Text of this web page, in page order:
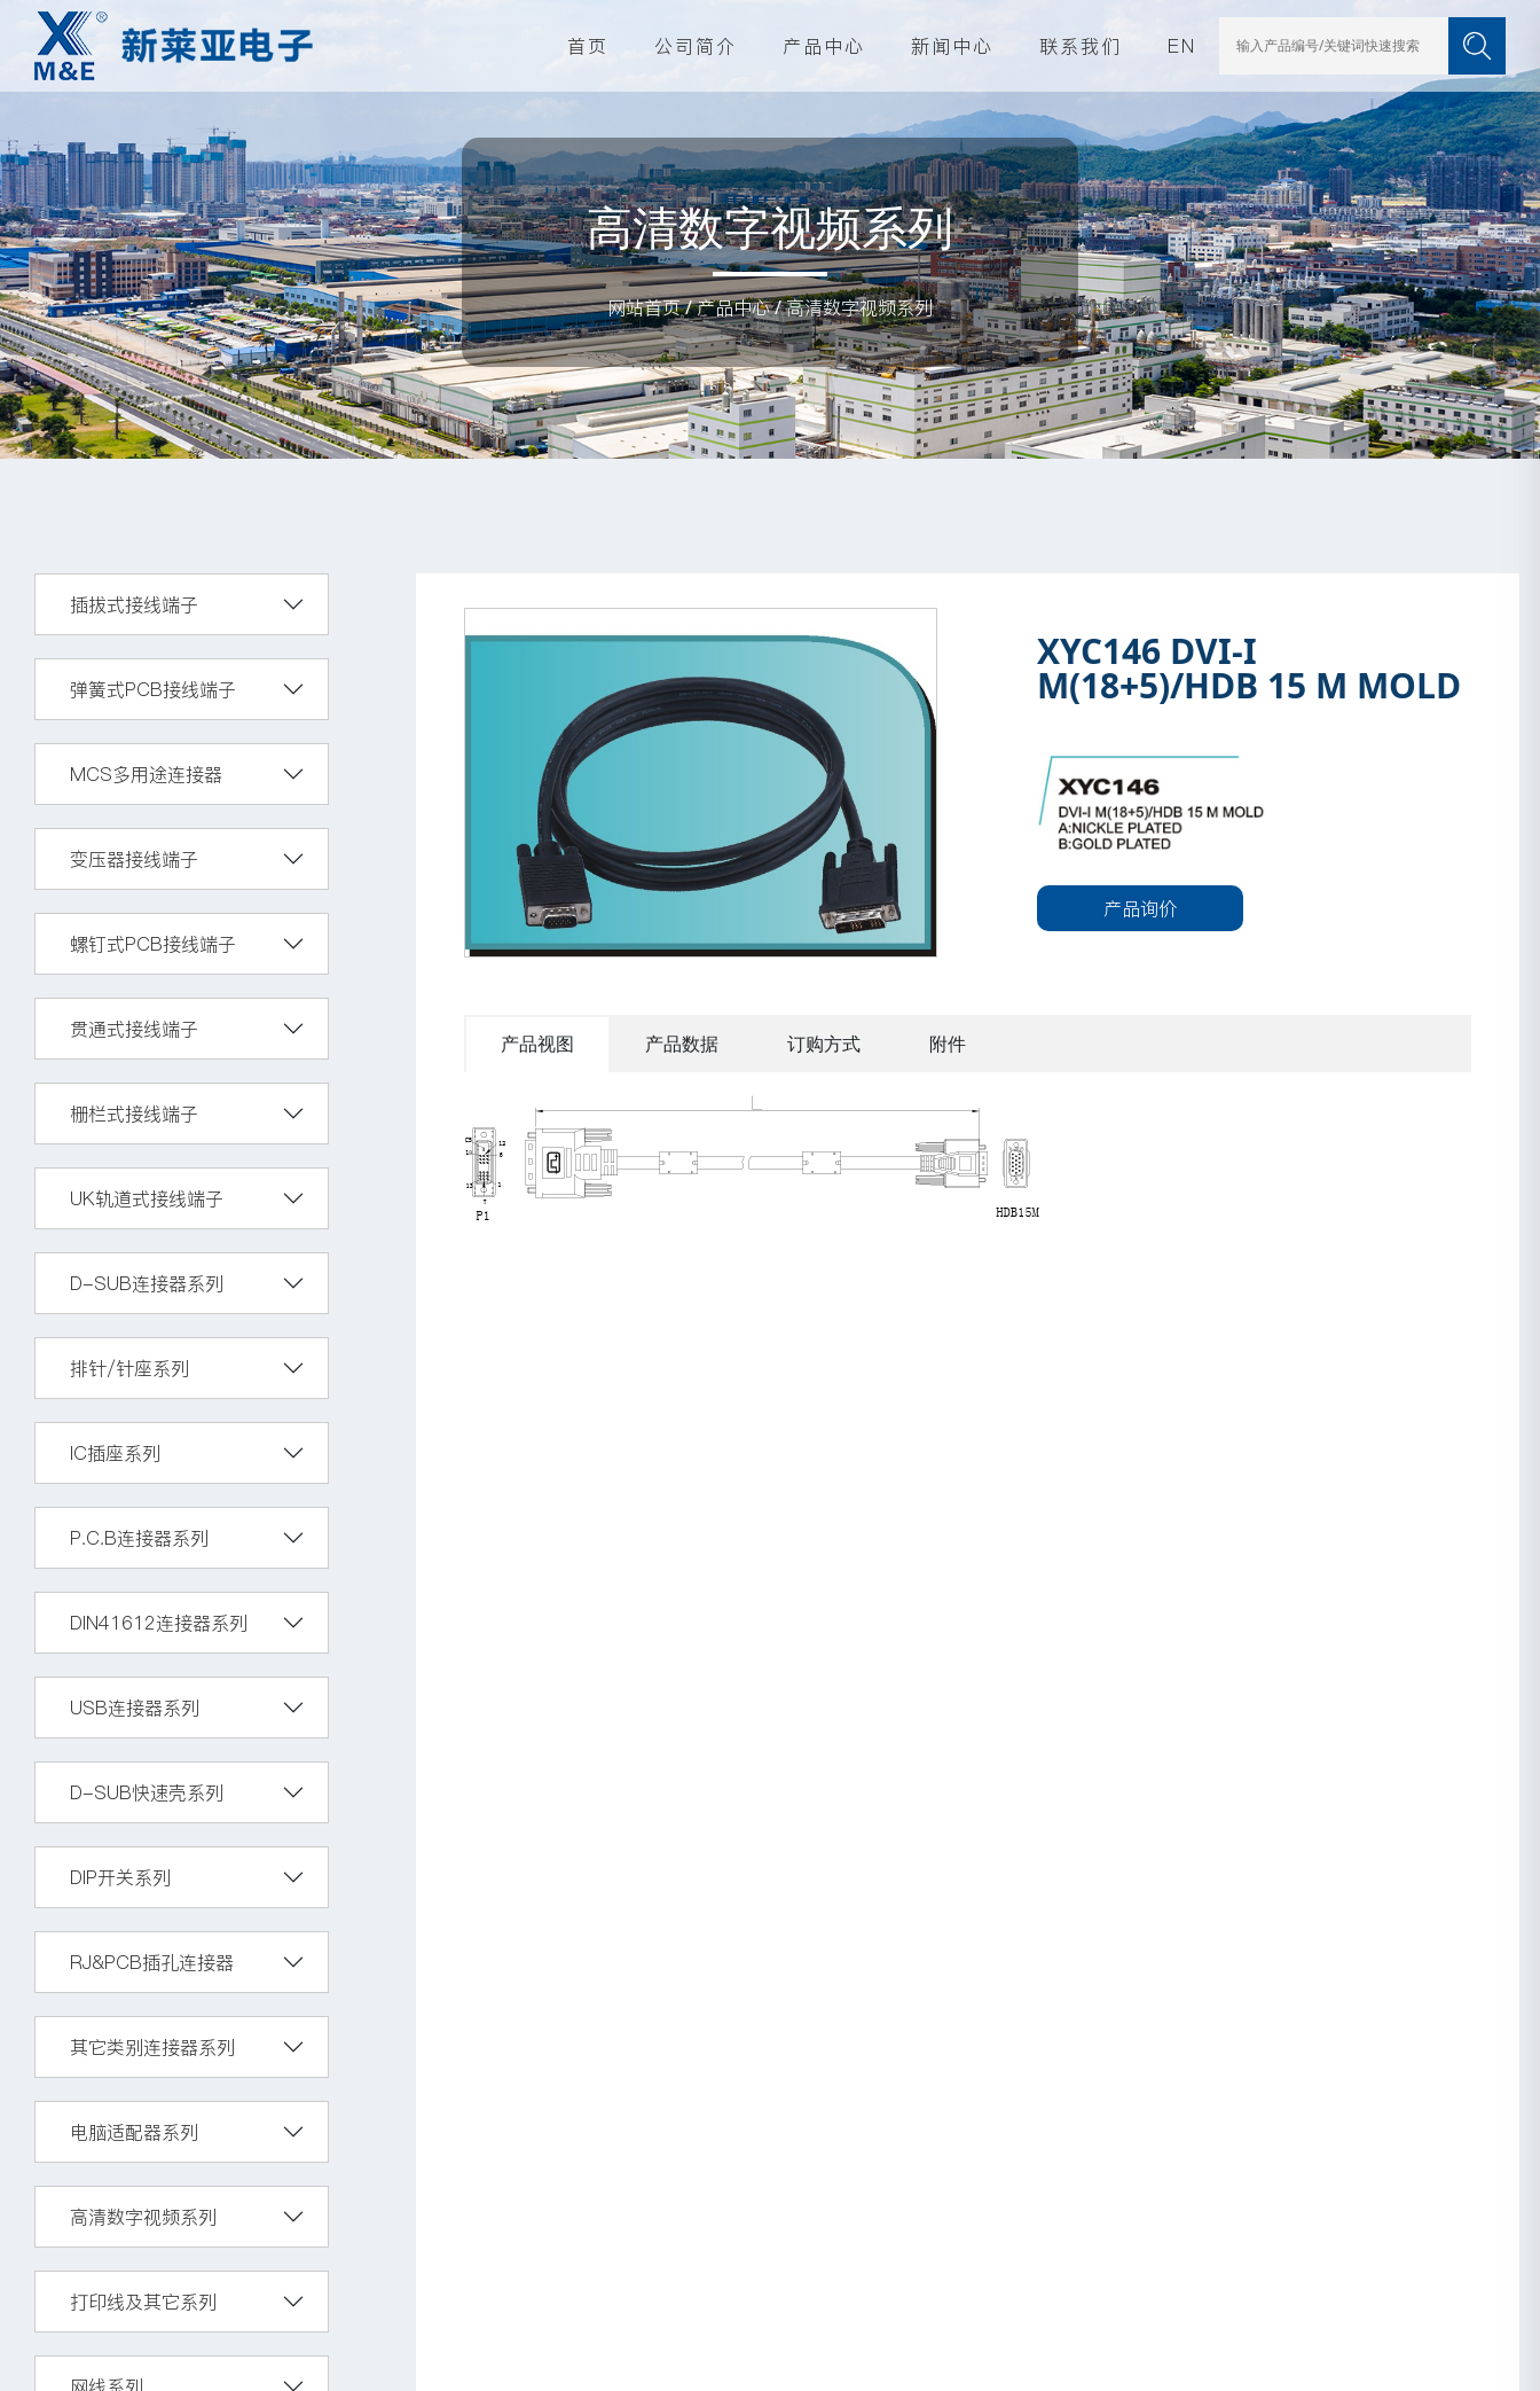
首页 公司简介 产品中心 新闻中心 联系我们 EN
高清数字视频系列
网站首页/产品中心/高清数字视频系列
插拔式接线端子
弹簧式PCB接线端子
MCS多用途连接器
变压器接线端子
螺钉式PCB接线端子
贯通式接线端子
栅栏式接线端子
UK轨道式接线端子
D-SUB连接器系列
排针/针座系列
IC插座系列
P.C.B连接器系列
DIN41612连接器系列
USB连接器系列
D-SUB快速壳系列
DIP开关系列
RJ&PCB插孔连接器
其它类别连接器系列
电脑适配器系列
高清数字视频系列
打印线及其它系列
网线系列
XYC146 DVI-I
M(18+5)/HDB 15 M MOLD
产品询价
产品视图 产品数据 订购方式 附件